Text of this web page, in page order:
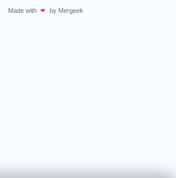
Made with ❤ by Mergeek